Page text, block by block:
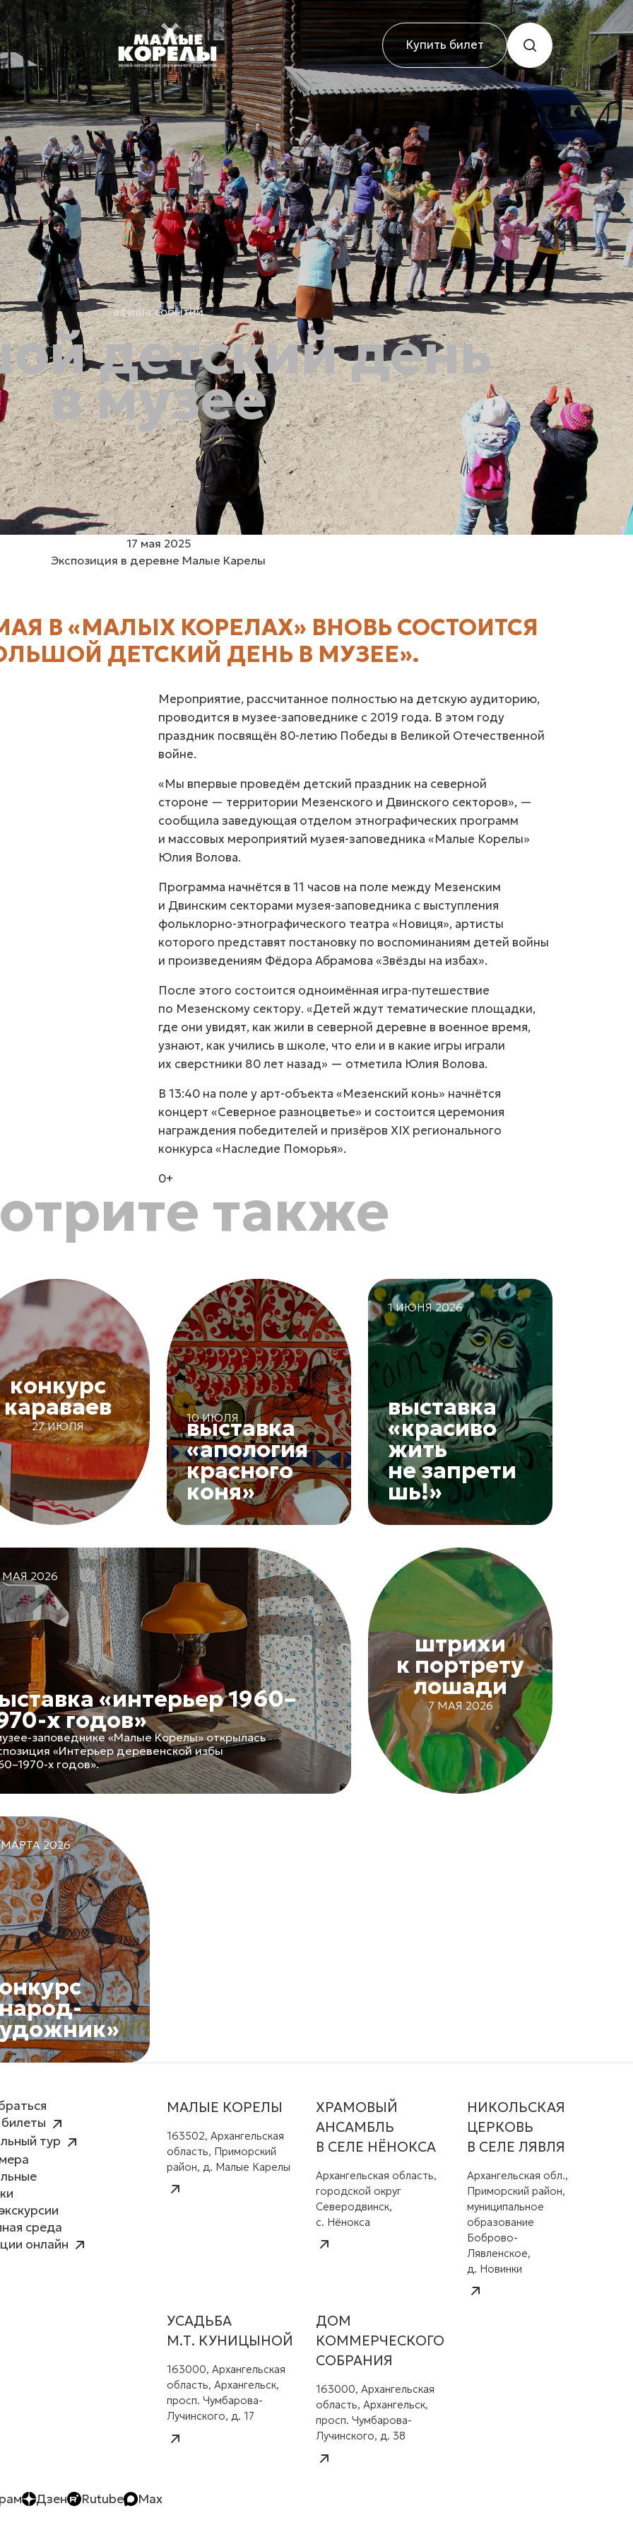
афиша событий
детский день
в музее
Купить билет
17 мая 2025
Экспозиция в деревне Малые Карелы
В «МАЛЫХ КОРЕЛАХ» ВНОВЬ СОСТОИТСЯ
ДЕТСКИЙ ДЕНЬ В МУЗЕЕ».
Мероприятие, рассчитанное полностью на детскую аудиторию,
проводится в музее-заповеднике с 2019 года. В этом году
праздник посвящён 80-летию Победы в Великой Отечественной
войне.
«Мы впервые проведём детский праздник на северной
стороне — территории Мезенского и Двинского секторов», —
сообщила заведующая отделом этнографических программ
и массовых мероприятий музея-заповедника «Малые Корелы»
Юлия Волова.
Программа начнётся в 11 часов на поле между Мезенским
и Двинским секторами музея-заповедника с выступления
фольклорно-этнографического театра «Новиця», артисты
которого представят постановку по воспоминаниям детей войны
и произведениям Фёдора Абрамова «Звёзды на избах».
После этого состоится одноимённая игра-путешествие
по Мезенскому сектору. «Детей ждут тематические площадки,
где они увидят, как жили в северной деревне в военное время,
узнают, как учились в школе, что ели и в какие игры играли
их сверстники 80 лет назад» — отметила Юлия Волова.
В 13:40 на поле у арт-объекта «Мезенский конь» начнётся
концерт «Северное разноцветье» и состоится церемония
награждения победителей и призёров XIХ регионального
конкурса «Наследие Поморья».
0+
также
27 ИЮЛЯ
конкурс
караваев 10 ИЮЛЯ
выставка
«апология
красного
коня»
1 ИЮНЯ 2026
выставка
«красиво
жить
не запрети
шь!»
МАЯ 2026
«интерьер 1960–
х годов»
заповеднике «Малые Корелы» открылась
«Интерьер деревенской избы
х годов».
7 МАЯ 2026
штрихи
к портрету
лошади
МАРТА 2026
тур
среда
онлайн
МАЛЫЕ КОРЕЛЫ
163502, Архангельская
область, Приморский
район, д. Малые Карелы
ХРАМОВЫЙ
АНСАМБЛЬ
В СЕЛЕ НЁНОКСА
Архангельская область,
городской округ
Северодвинск,
с. Нёнокса
НИКОЛЬСКАЯ
ЦЕРКОВЬ
В СЕЛЕ ЛЯВЛЯ
Архангельская обл.,
Приморский район,
муниципальное
образование
Боброво-
Лявленское,
д. Новинки
УСАДЬБА
М.Т. КУНИЦЫНОЙ
163000, Архангельская
область, Архангельск,
просп. Чумбарова-
Лучинского, д. 17
ДОМ
КОММЕРЧЕСКОГО
СОБРАНИЯ
163000, Архангельская
область, Архангельск,
просп. Чумбарова-
Лучинского, д. 38
Дзен Rutube Max